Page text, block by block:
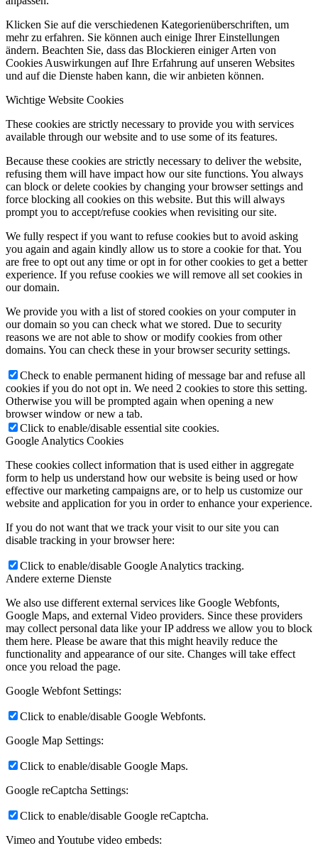
Klicken Sie auf die verschiedenen Kategorienüberschriften, um
mehr zu erfahren. Sie können auch einige Ihrer Einstellungen
ändern. Beachten Sie, dass das Blockieren einiger Arten von
Cookies Auswirkungen auf Ihre Erfahrung auf unseren Websites
und auf die Dienste haben kann, die wir anbieten können.
Wichtige Website Cookies
These cookies are strictly necessary to provide you with services
available through our website and to use some of its features.
Because these cookies are strictly necessary to deliver the website,
refusing them will have impact how our site functions. You always
can block or delete cookies by changing your browser settings and
force blocking all cookies on this website. But this will always
prompt you to accept/refuse cookies when revisiting our site.
We fully respect if you want to refuse cookies but to avoid asking
you again and again kindly allow us to store a cookie for that. You
are free to opt out any time or opt in for other cookies to get a better
experience. If you refuse cookies we will remove all set cookies in
our domain.
We provide you with a list of stored cookies on your computer in
our domain so you can check what we stored. Due to security
reasons we are not able to show or modify cookies from other
domains. You can check these in your browser security settings.
Check to enable permanent hiding of message bar and refuse all
cookies if you do not opt in. We need 2 cookies to store this setting.
Otherwise you will be prompted again when opening a new
browser window or new a tab.
Click to enable/disable essential site cookies.
Google Analytics Cookies
These cookies collect information that is used either in aggregate
form to help us understand how our website is being used or how
effective our marketing campaigns are, or to help us customize our
website and application for you in order to enhance your experience.
If you do not want that we track your visit to our site you can
disable tracking in your browser here:
Click to enable/disable Google Analytics tracking.
Andere externe Dienste
We also use different external services like Google Webfonts,
Google Maps, and external Video providers. Since these providers
may collect personal data like your IP address we allow you to block
them here. Please be aware that this might heavily reduce the
functionality and appearance of our site. Changes will take effect
once you reload the page.
Google Webfont Settings:
Click to enable/disable Google Webfonts.
Google Map Settings:
Click to enable/disable Google Maps.
Google reCaptcha Settings:
Click to enable/disable Google reCaptcha.
Vimeo and Youtube video embeds: